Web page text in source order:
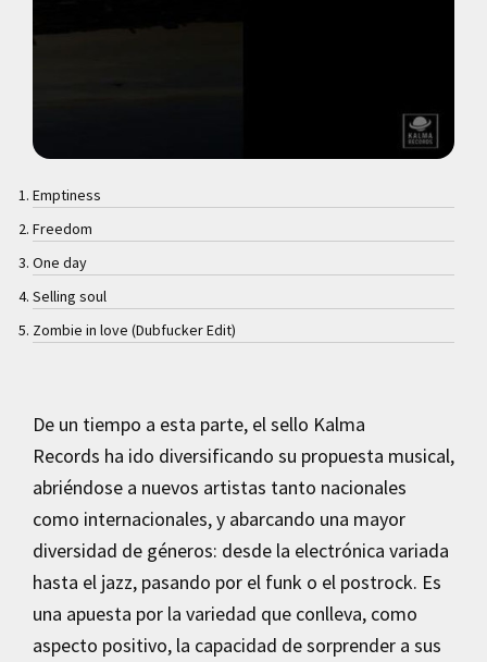
Emptiness
Freedom
One day
Selling soul
Zombie in love (Dubfucker Edit)
De un tiempo a esta parte, el sello Kalma
Records ha ido diversificando su propuesta musical,
abriéndose a nuevos artistas tanto nacionales
como internacionales, y abarcando una mayor
diversidad de géneros: desde la electrónica variada
hasta el jazz, pasando por el funk o el postrock. Es
una apuesta por la variedad que conlleva, como
aspecto positivo, la capacidad de sorprender a sus